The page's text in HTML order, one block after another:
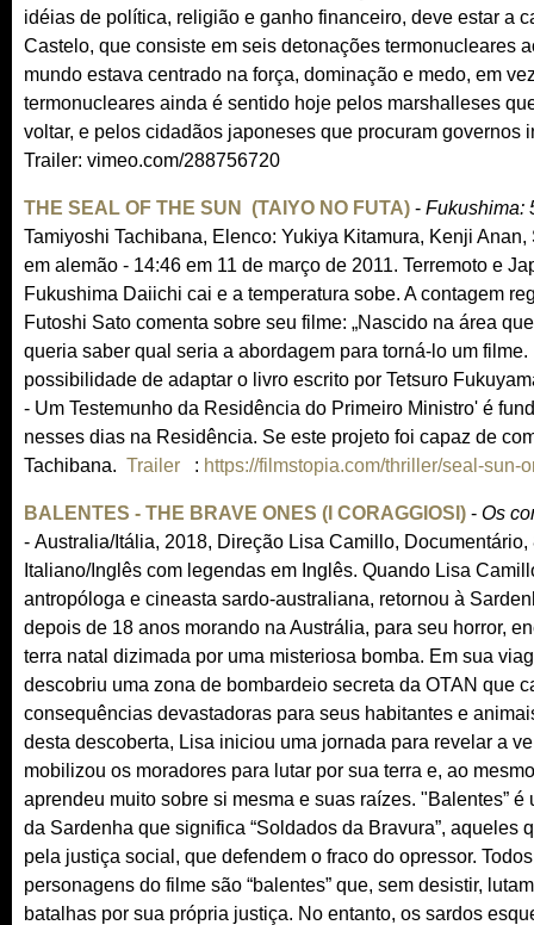
idéias de política, religião e ganho financeiro, deve estar a
Castelo, que consiste em seis detonações termonucleares
mundo estava centrado na força, dominação e medo, em
termonucleares ainda é sentido hoje pelos marshalleses
voltar, e pelos cidadãos japoneses que procuram
Trailer: vimeo.com/288756720
THE SEAL OF THE SUN (TAIYO NO FUTA) - Fukushima:
Tamiyoshi Tachibana, Elenco: Yukiya Kitamura, Kenji
em alemão - 14:46 em 11 de março de 2011. Terremoto e
Fukushima Daiichi cai e a temperatura sobe. A contagem
Futoshi Sato comenta sobre seu filme: „Nascido na área
queria saber qual seria a abordagem para torná-lo um
possibilidade de adaptar o livro escrito por Tetsuro
- Um Testemunho da Residência do Primeiro Ministro' é
nesses dias na Residência. Se este projeto foi capaz de
Tachibana. Trailer
i
n
k
i
s
e
x
t
e
r
n
a
)
: https://filmstopia.com/thriller/seal-sun-
BALENTES - THE BRAVE ONES (I CORAGGIOSI) - Os
- Australia/Itália, 2018, Direção Lisa Camillo, Documentário,
Italiano/Inglês com legendas em Inglês. Quando Lisa
antropóloga e cineasta sardo-australiana, retornou à
depois de 18 anos morando na Austrália, para seu horror,
terra natal dizimada por uma misteriosa bomba. Em sua
descobriu uma zona de bombardeio secreta da OTAN que
consequências devastadoras para seus habitantes e
desta descoberta, Lisa iniciou uma jornada para revelar a
mobilizou os moradores para lutar por sua terra e, ao
aprendeu muito sobre si mesma e suas raízes. "Balentes” é
da Sardenha que significa “Soldados da Bravura”, aqueles
pela justiça social, que defendem o fraco do opressor.
personagens do filme são “balentes” que, sem desistir,
batalhas por sua própria justiça. No entanto, os sardos